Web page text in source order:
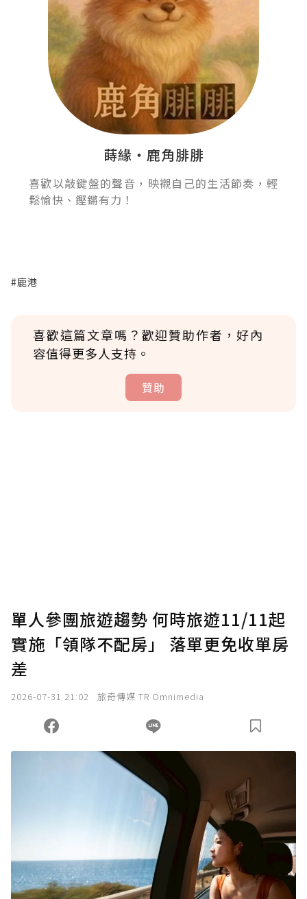
蒔緣‧鹿角腓腓
喜歡以敲鍵盤的聲音，映襯自己的生活節奏，輕
鬆愉快、鏗鏘有力！
#鹿港
喜歡這篇文章嗎？歡迎贊助作者，好內
容值得更多人支持。
贊助
確認送出
您當前剩餘 U 利點數：0點；前往 購買點數
單人參團旅遊趨勢 何時旅遊11/11起
實施「領隊不配房」 落單更免收單房
差
2026-07-31 21:02 旅奇傳媒 TR Omnimedia